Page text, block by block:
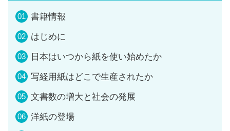
書籍情報
はじめに
日本はいつから紙を使い始めたか
写経用紙はどこで生産されたか
文書数の増大と社会の発展
洋紙の登場